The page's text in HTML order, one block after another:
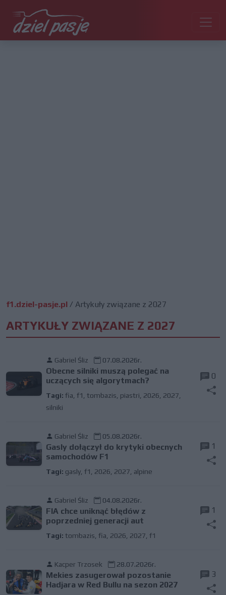
f1.dziel-pasje.pl / Artykuły związane z 2027
ARTYKUŁY ZWIĄZANE Z 2027
Gabriel Śliz 07.08.2026r.
Obecne silniki muszą polegać na
uczących się algorytmach?
Tagi: fia f1 tombazis piastri 2026 2027
silniki
0
Gabriel Śliz 05.08.2026r.
Gasly dołączył do krytyki obecnych
samochodów F1
Tagi: gasly, f1 2026 2027 alpine
1
Gabriel Śliz 04.08.2026r.
FIA chce uniknąć błędów z
poprzedniej generacji aut
Tagi: tombazis fia 2026 2027 f1
1
Kacper Trzosek 28.07.2026r.
Mekies zasugerował pozostanie
Hadjara w Red Bullu na sezon 2027
3